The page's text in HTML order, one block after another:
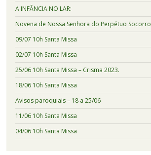
A INFÂNCIA NO LAR:
Novena de Nossa Senhora do Perpétuo Socorro
09/07 10h Santa Missa
02/07 10h Santa Missa
25/06 10h Santa Missa – Crisma 2023.
18/06 10h Santa Missa
Avisos paroquiais – 18 a 25/06
11/06 10h Santa Missa
04/06 10h Santa Missa